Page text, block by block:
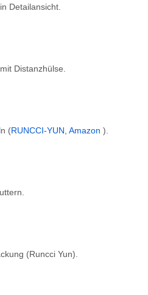
Detailansicht.
Distanzhülse.
(RUNCCI-YUN, Amazon ).
(Runcci Yun).